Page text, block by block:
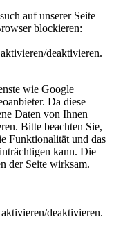
auf unserer Seite
blockieren:
deaktivieren.
wie Google
Da diese
Daten von Ihnen
Bitte beachten Sie,
Funktionalität und das
kann. Die
der Seite wirksam.
deaktivieren.